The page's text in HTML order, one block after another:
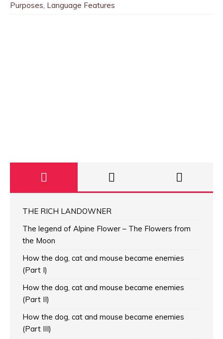
Purposes, Language Features
THE RICH LANDOWNER
The legend of Alpine Flower – The Flowers from
the Moon
How the dog, cat and mouse became enemies
(Part I)
How the dog, cat and mouse became enemies
(Part II)
How the dog, cat and mouse became enemies
(Part III)